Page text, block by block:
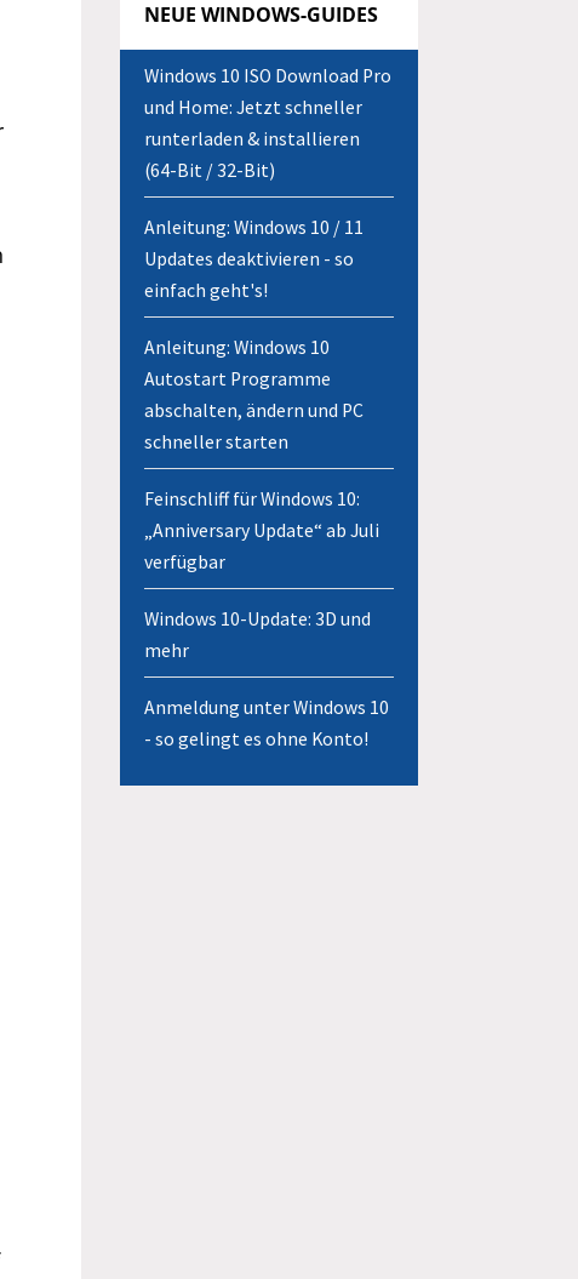
NEUE WINDOWS-GUIDES
Windows 10 ISO Download Pro
und Home: Jetzt schneller
runterladen & installieren
(64-Bit / 32-Bit)
Anleitung: Windows 10 / 11
Updates deaktivieren - so
einfach geht's!
Anleitung: Windows 10
Autostart Programme
abschalten, ändern und PC
schneller starten
Feinschliff für Windows 10:
„Anniversary Update“ ab Juli
verfügbar
Windows 10-Update: 3D und
mehr
Anmeldung unter Windows 10
- so gelingt es ohne Konto!